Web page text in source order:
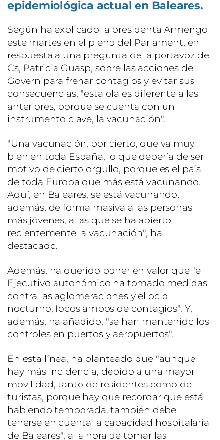
epidemiológica actual en Baleares.
Según ha explicado la presidenta Armengol
este martes en el pleno del Parlament, en
respuesta a una pregunta de la portavoz de
Cs, Patricia Guasp, sobre las acciones del
Govern para frenar contagios y evitar sus
consecuencias, "esta ola es diferente a las
anteriores, porque se cuenta con un
instrumento clave, la vacunación".
"Una vacunación, por cierto, que va muy
bien en toda España, lo que debería de ser
motivo de cierto orgullo, porque es el país
de toda Europa que más está vacunando.
Aquí, en Baleares, se está vacunando,
además, de forma masiva a las personas
más jóvenes, a las que se ha abierto
recientemente la vacunación", ha
destacado.
Además, ha querido poner en valor que "el
Ejecutivo autonómico ha tomado medidas
contra las aglomeraciones y el ocio
nocturno, focos ambos de contagios". Y,
además, ha añadido, "se han mantenido los
controles en puertos y aeropuertos".
En esta línea, ha planteado que "aunque
hay más incidencia, debido a una mayor
movilidad, tanto de residentes como de
turistas, porque hay que recordar que está
habiendo temporada, también debe
tenerse en cuenta la capacidad hospitalaria
de Baleares", a la hora de tomar las